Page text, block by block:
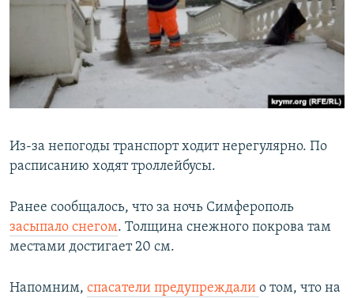
Из-за непогоды транспорт ходит нерегулярно. По
расписанию ходят троллейбусы.
Ранее сообщалось, что за ночь Симферополь
засыпало снегом. Толщина снежного покрова там
местами достигает 20 см.
Напомним, спасатели предупреждали о том, что на